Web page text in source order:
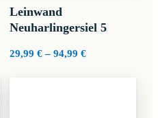
Leinwand
Neuharlingersiel 5
29,99 € – 94,99 €Preisspanne: